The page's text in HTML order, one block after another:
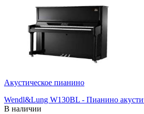
Акустическое пианино
Wendl&Lung W130BL - Пианино
В наличии